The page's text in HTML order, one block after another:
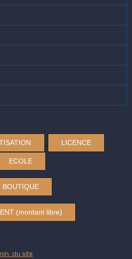
LICENCE
ECOLE
BOUTIQUE
(montant libre)
du site